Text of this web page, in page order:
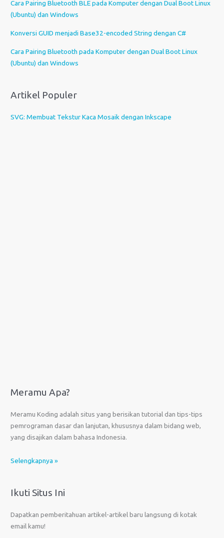
h
b
a
a
s
Cara Pairing Bluetooth BLE pada Komputer dengan Dual Boot Linux
(Ubuntu) dan Windows
Konversi GUID menjadi Base32-encoded String dengan C#
Cara Pairing Bluetooth pada Komputer dengan Dual Boot Linux
(Ubuntu) dan Windows
Artikel Populer
SVG: Membuat Tekstur Kaca Mosaik dengan Inkscape
Meramu Apa?
Meramu Koding adalah situs yang berisikan tutorial dan tips-tips
pemrograman dasar dan lanjutan, khususnya dalam bidang web,
yang disajikan dalam bahasa Indonesia.
Selengkapnya »
Ikuti Situs Ini
Dapatkan pemberitahuan artikel-artikel baru langsung di kotak
email kamu!